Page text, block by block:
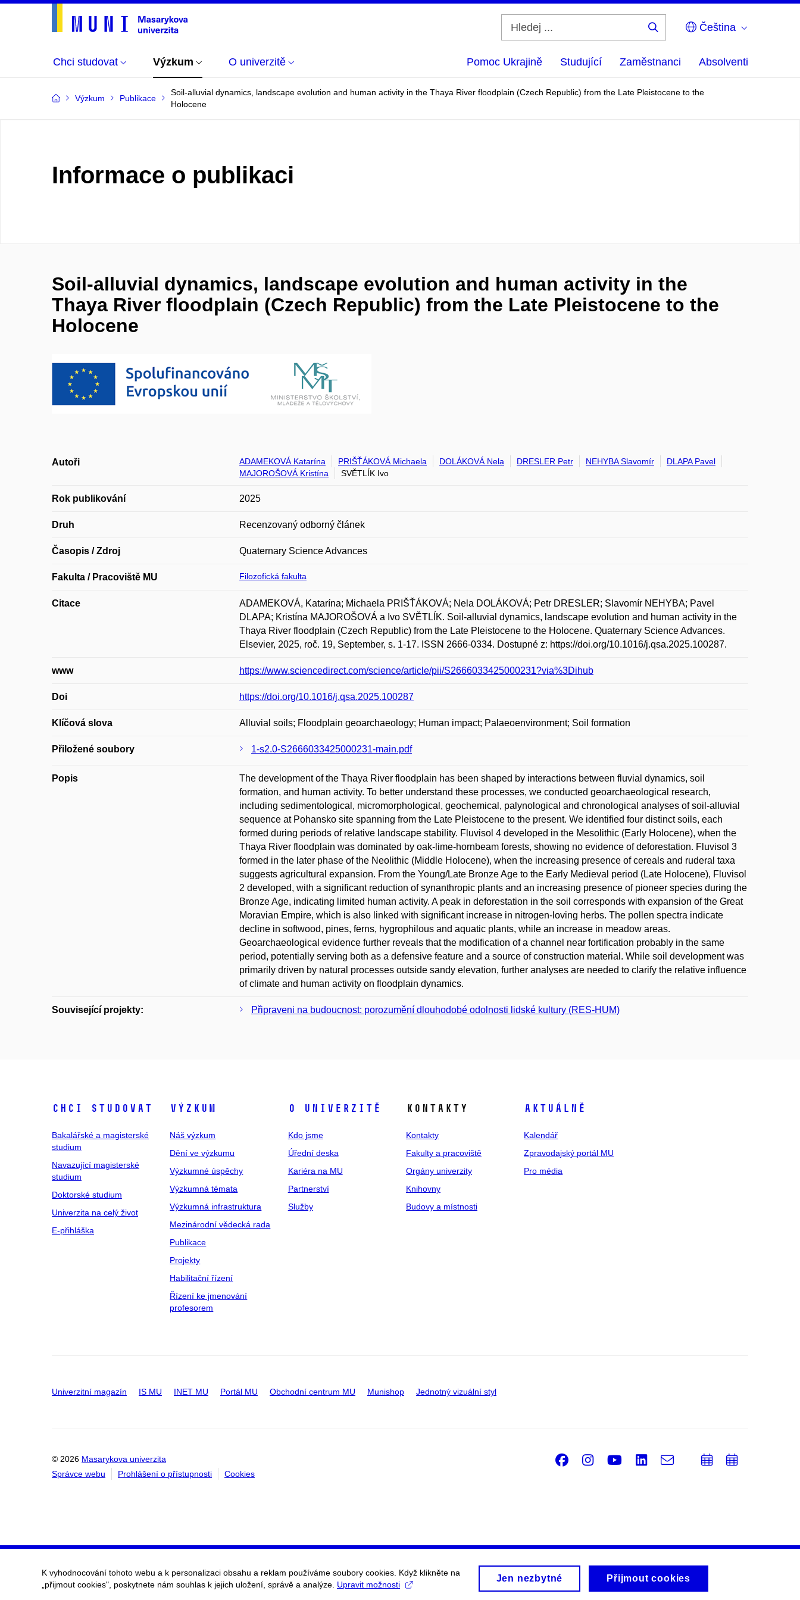
Čeština
Chci studovat Výzkum O univerzitě Pomoc Ukrajině Studující Zaměstnanci Absolventi
Výzkum Publikace
Soil-alluvial dynamics, landscape evolution and human activity in the Thaya River floodplain (Czech Republic) from the Late Pleistocene to the
Holocene
Informace o publikaci
Soil-alluvial dynamics, landscape evolution and human activity in the
Thaya River floodplain (Czech Republic) from the Late Pleistocene to the
Holocene
Autoři ADAMEKOVÁ Katarína PRIŠŤÁKOVÁ Michaela DOLÁKOVÁ Nela DRESLER Petr NEHYBA Slavomír
DLAPA Pavel
MAJOROŠOVÁ Kristína
SVĚTLÍK Ivo
Rok publikování 2025
Druh Recenzovaný odborný článek
Časopis / Zdroj Quaternary Science Advances
Fakulta / Pracoviště MU Filozofická fakulta
Citace
ADAMEKOVÁ, Katarína; Michaela PRIŠŤÁKOVÁ; Nela DOLÁKOVÁ; Petr DRESLER; Slavomír NEHYBA; Pavel
DLAPA; Kristína MAJOROŠOVÁ a Ivo SVĚTLÍK. Soil-alluvial dynamics, landscape evolution and human activity in the
Thaya River floodplain (Czech Republic) from the Late Pleistocene to the Holocene. Quaternary Science Advances.
Elsevier, 2025, roč. 19, September, s. 1-17. ISSN 2666-0334. Dostupné z: https://doi.org/10.1016/j.qsa.2025.100287.
www https://www.sciencedirect.com/science/article/pii/S2666033425000231?via%3Dihub
Doi https://doi.org/10.1016/j.qsa.2025.100287
Klíčová slova Alluvial soils; Floodplain geoarchaeology; Human impact; Palaeoenvironment; Soil formation
Přiložené soubory 1-s2.0-S2666033425000231-main.pdf
Popis
The development of the Thaya River floodplain has been shaped by interactions between fluvial dynamics, soil
formation, and human activity. To better understand these processes, we conducted geoarchaeological research,
including sedimentological, micromorphological, geochemical, palynological and chronological analyses of soil-alluvial
sequence at Pohansko site spanning from the Late Pleistocene to the present. We identified four distinct soils, each
formed during periods of relative landscape stability. Fluvisol 4 developed in the Mesolithic (Early Holocene), when the
Thaya River floodplain was dominated by oak-lime-hornbeam forests, showing no evidence of deforestation. Fluvisol 3
formed in the later phase of the Neolithic (Middle Holocene), when the increasing presence of cereals and ruderal taxa
suggests agricultural expansion. From the Young/Late Bronze Age to the Early Medieval period (Late Holocene), Fluvisol
2 developed, with a significant reduction of synanthropic plants and an increasing presence of pioneer species during the
Bronze Age, indicating limited human activity. A peak in deforestation in the soil corresponds with expansion of the Great
Moravian Empire, which is also linked with significant increase in nitrogen-loving herbs. The pollen spectra indicate
decline in softwood, pines, ferns, hygrophilous and aquatic plants, while an increase in meadow areas.
Geoarchaeological evidence further reveals that the modification of a channel near fortification probably in the same
period, potentially serving both as a defensive feature and a source of construction material. While soil development was
primarily driven by natural processes outside sandy elevation, further analyses are needed to clarify the relative influence
of climate and human activity on floodplain dynamics.
Související projekty: Připraveni na budoucnost: porozumění dlouhodobé odolnosti lidské kultury (RES-HUM)
Chci studovat
Bakalářské a magisterské
studium
Navazující magisterské
studium
Doktorské studium
Univerzita na celý život
E-přihláška
Výzkum
Náš výzkum
Dění ve výzkumu
Výzkumné úspěchy
Výzkumná témata
Výzkumná infrastruktura
Mezinárodní vědecká rada
Publikace
Projekty
Habilitační řízení
Řízení ke jmenování
profesorem
O univerzitě
Kdo jsme
Úřední deska
Kariéra na MU
Partnerství
Služby
Kontakty
Kontakty
Fakulty a pracoviště
Orgány univerzity
Knihovny
Budovy a místnosti
Aktuálně
Kalendář
Zpravodajský portál MU
Pro média
Univerzitní magazín IS MU INET MU Portál MU Obchodní centrum MU Munishop Jednotný vizuální styl
© 2026 Masarykova univerzita
Správce webu
Prohlášení o přístupnosti Cookies
Facebook
Instagram
Youtube
LinkedIn
e-
PřidatPřidat
K vyhodnocování tohoto webu a k personalizaci obsahu a reklam používáme soubory cookies. Když klikněte na
„přijmout cookies", poskytnete nám souhlas k jejich uložení, správě a analýze. Upravit možnosti
Jen nezbytné Přijmout cookies